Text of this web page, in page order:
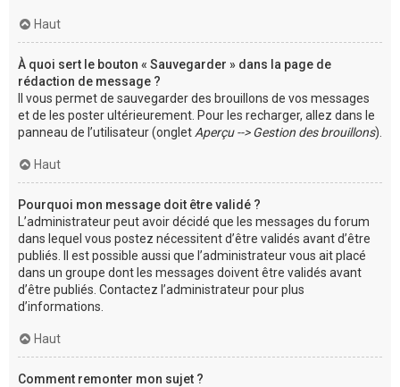
Haut
À quoi sert le bouton « Sauvegarder » dans la page de
rédaction de message ?
Il vous permet de sauvegarder des brouillons de vos messages
et de les poster ultérieurement. Pour les recharger, allez dans le
panneau de l’utilisateur (onglet Aperçu --> Gestion des brouillons).
Haut
Pourquoi mon message doit être validé ?
L’administrateur peut avoir décidé que les messages du forum
dans lequel vous postez nécessitent d’être validés avant d’être
publiés. Il est possible aussi que l’administrateur vous ait placé
dans un groupe dont les messages doivent être validés avant
d’être publiés. Contactez l’administrateur pour plus
d’informations.
Haut
Comment remonter mon sujet ?